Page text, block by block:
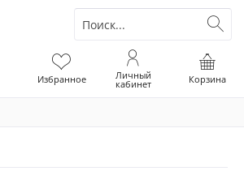
Корзина
Избранное Личный
кабинет